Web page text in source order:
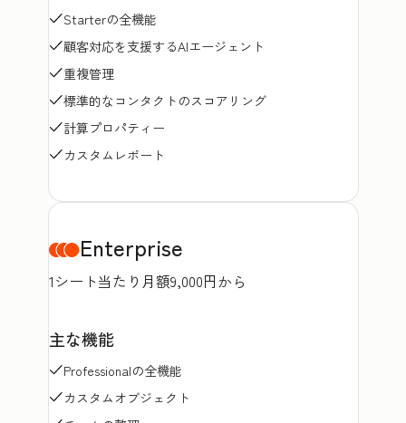
Starterの全機能
顧客対応を支援するAIエージェント
重複管理
標準的なコンタクトのスコアリング
計算プロパティー
カスタムレポート
Enterprise
1シート当たり月額9,000円から
主な機能
Professionalの全機能
カスタムオブジェクト